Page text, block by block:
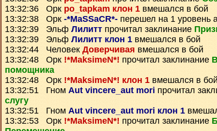
13:32:36 Орк po_tapkam клон 1 вмешался в бой
13:32:38 Орк -*MaSSaCR*- перешел на 1 уровень
13:32:39 Эльф Лилитт прочитал заклинание
13:32:39 Эльф Лилитт клон 1 вмешался в бой
13:32:44 Человек Доверчивая вмешался в бой
13:32:48 Орк !*MaksimeN*! прочитал заклинание
помощника
13:32:48 Орк !*MaksimeN*! клон 1 вмешался в
13:32:51 Гном Aut vincere_aut mori прочитал
слугу
13:32:51 Гном Aut vincere_aut mori клон 1
13:32:53 Орк !*MaksimeN*! прочитал заклинание